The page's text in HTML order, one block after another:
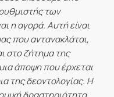
των
η αγορά. Αυτή είναι
που αντανακλάται,
στο ζήτημα της
άποψη που έρχεται
της δεοντολογίας. Η